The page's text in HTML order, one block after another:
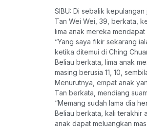
SIBU: Di sebalik
Tan Wei Wei, 39, berkata,
lima anak mereka
“Yang saya fikir sekarang
ketika ditemui di Ching
Beliau berkata, lima anak
masing berusia 11, 10,
Menurutnya, empat anak
Tan berkata, mendiang
“Memang sudah lama dia
Beliau berkata, kali terakhir
anak dapat meluangkan